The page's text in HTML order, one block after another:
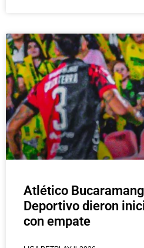
Atlético
Deportivo dieron
con empate